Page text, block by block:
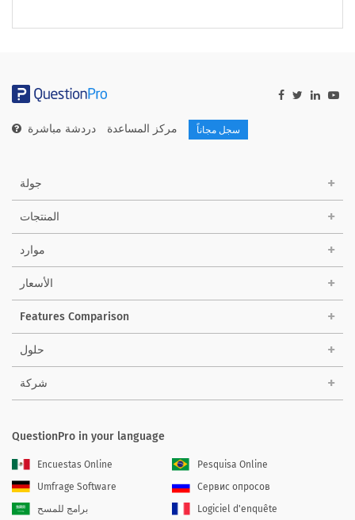
مركز المساعدة دردشة مباشرة سجل مجاناً
جولة
المنتجات
موارد
الأسعار
Features Comparison
حلول
شركة
QuestionPro in your language
Encuestas Online
Pesquisa Online
Umfrage Software
Сервис опросов
برامج للمسح
Logiciel d'enquête